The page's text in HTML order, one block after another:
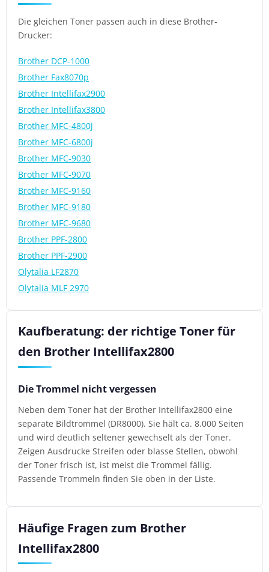
Die gleichen Toner passen auch in diese Brother-
Drucker:
Brother DCP-1000
Brother Fax8070p
Brother Intellifax2900
Brother Intellifax3800
Brother MFC-4800j
Brother MFC-6800j
Brother MFC-9030
Brother MFC-9070
Brother MFC-9160
Brother MFC-9180
Brother MFC-9680
Brother PPF-2800
Brother PPF-2900
Olytalia LF2870
Olytalia MLF 2970
Kaufberatung: der richtige Toner für
den Brother Intellifax2800
Die Trommel nicht vergessen
Neben dem Toner hat der Brother Intellifax2800 eine
separate Bildtrommel (DR8000). Sie hält ca. 8.000 Seiten
und wird deutlich seltener gewechselt als der Toner.
Zeigen Ausdrucke Streifen oder blasse Stellen, obwohl
der Toner frisch ist, ist meist die Trommel fällig.
Passende Trommeln finden Sie oben in der Liste.
Häufige Fragen zum Brother
Intellifax2800